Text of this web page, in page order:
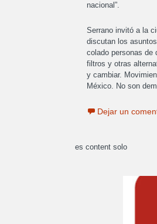
nacional”.
Serrano invitó a la
discutan los
colado personas de
filtros y otras
y cambiar.
México. No son
Dejar un
es content solo